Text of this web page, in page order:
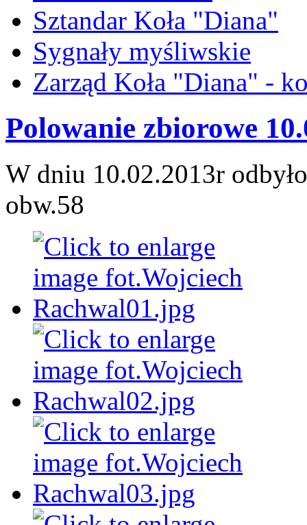
Sztandar Koła "Diana"
Sygnały myśliwskie
Zarząd Koła "Diana" -
Polowanie zbiorowe
W dniu 10.02.2013r
obw.58